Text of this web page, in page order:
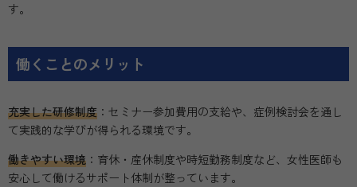
す。
働くことのメリット
充実した研修制度 ：セミナー参加費用の支給や、症例検討会を通し
て実践的な学びが得られる環境です。
働きやすい環境 ：育休・産休制度や時短勤務制度など、女性医師も
安心して働けるサポート体制が整っています。